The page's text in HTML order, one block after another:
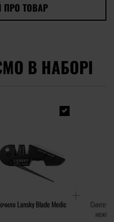
ПРО ТОВАР
В НАБОРІ
Lansky Blade Medic
ножів